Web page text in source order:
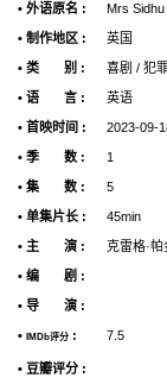
• 外语原名 : Mrs
• 制作地区 : 英国
• 类 别 : 喜剧 / 犯
• 语 言 : 英语
• 首映时间 : 2023-09-
• 季 数 : 1
• 集 数 : 5
• 单集片长 : 45min
• 主 演 : 克雷格·
• 编 剧 :
• 导 演 :
• IMDb评分 : 7.5
• 豆瓣评分 :